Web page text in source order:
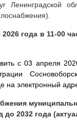
Ленинградской
года в 11-00
с 03 апреля
на электронный
2032 года